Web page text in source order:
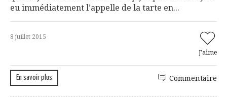
eu immédiatement l’appelle de la tarte en...
8 juillet 2015
J'aime
En savoir plus Commentaire